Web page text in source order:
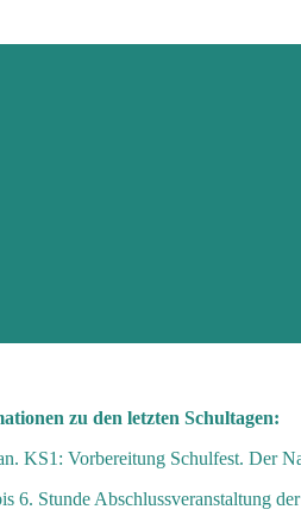
zu den letzten Schultagen:
KS1: Vorbereitung Schulfest. Der
6. Stunde Abschlussveranstaltung